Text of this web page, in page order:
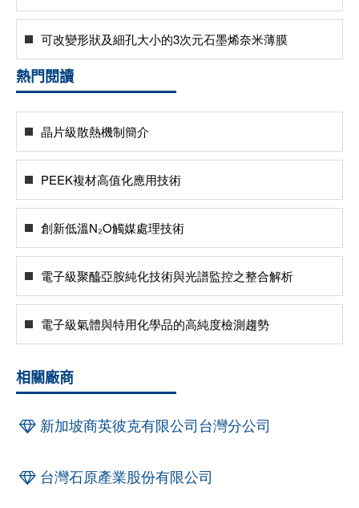
可改變形狀及細孔大小的3次元石墨烯奈米薄膜
熱門閱讀
晶片級散熱機制簡介
PEEK複材高值化應用技術
創新低溫N₂O觸媒處理技術
電子級聚醯亞胺純化技術與光譜監控之整合解析
電子級氣體與特用化學品的高純度檢測趨勢
相關廠商
新加坡商英彼克有限公司台灣分公司
台灣石原產業股份有限公司